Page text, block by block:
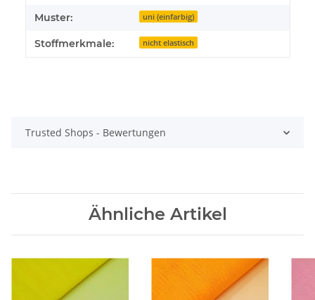
Muster: uni (einfarbig)
Stoffmerkmale: nicht elastisch
Trusted Shops - Bewertungen
Ähnliche Artikel